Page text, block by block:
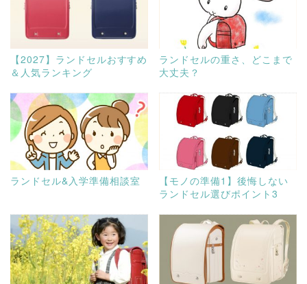
【2027】ランドセルおすすめ
＆人気ランキング
ランドセルの重さ、どこまで
大丈夫？
ランドセル&入学準備相談室
【モノの準備1】後悔しない
ランドセル選びポイント3